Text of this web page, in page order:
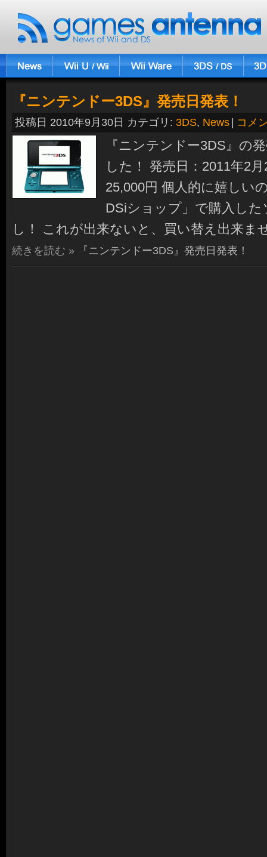
『ニンテンドー3DS』発売日発表！
投稿日 2010年9月30日 カテゴリ: 3DS, News コメ
『ニンテンドー3DS』の
した！ 発売日：2011年2
25,000円 個人的に嬉しい
DSiショップ」で購入し
し！ これが出来ないと、買い替え出来ま
続きを読む » 『ニンテンドー3DS』発売日発表！